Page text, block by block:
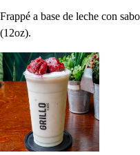
Frappé a base de leche con
(12oz).